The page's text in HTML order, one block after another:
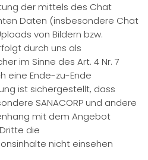
der mittels des Chat
Daten (insbesondere Chat
von Bildern bzw.
durch uns als
im Sinne des Art. 4 Nr. 7
eine Ende-zu-Ende
ist sichergestellt, dass
SANACORP und andere
mit dem Angebot
die
nicht einsehen